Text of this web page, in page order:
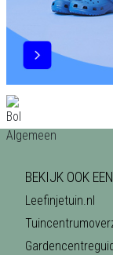
BEKIJK OOK
Leefinjetuin.nl